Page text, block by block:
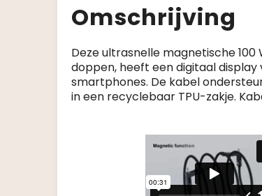
Omschrijving
Deze ultrasnelle magnetische
doppen, heeft een digitaal
smartphones. De kabel
in een recyclebaar TPU-zakje.